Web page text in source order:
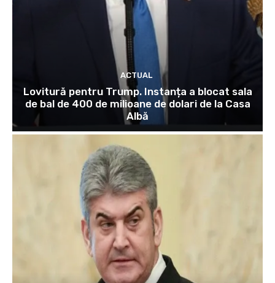
ACTUAL
Lovitură pentru Trump. Instanța a blocat sala
de bal de 400 de milioane de dolari de la Casa
Albă